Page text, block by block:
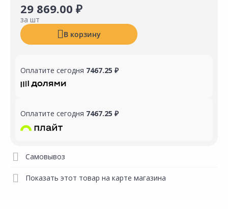
29 869.00 ₽
за шт
В корзину
Оплатите сегодня 7467.25 ₽
Оплатите сегодня 7467.25 ₽
Самовывоз
Показать этот товар на карте магазина